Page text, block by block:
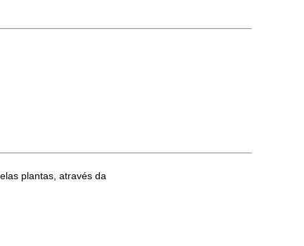
plantas, através da